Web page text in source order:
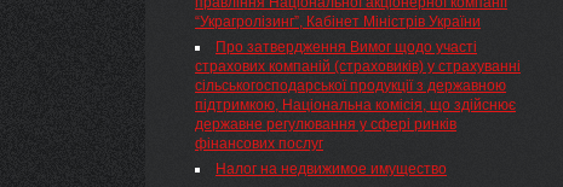
“Украгролізинг”, Кабінет Міністрів України
Про затвердження Вимог щодо участі
страхових компаній (страховиків) у страхуванні
сільськогосподарської продукції з державною
підтримкою, Національна комісія, що здійснює
державне регулювання у сфері ринків
фінансових послуг
Налог на недвижимое имущество